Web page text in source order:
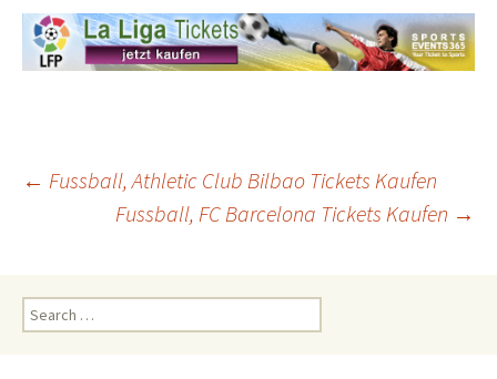
Post
← Fussball, Athletic Club Bilbao Tickets Kaufen
Fussball, FC Barcelona Tickets Kaufen →
Search
for: